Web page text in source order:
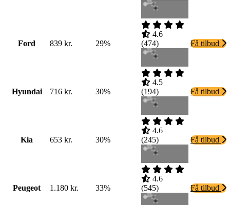
Ford 839 kr. 29%
4.6
(474) Få tilbud
Hyundai 716 kr. 30%
4.5
(194) Få tilbud
Kia 653 kr. 30%
4.6
(245) Få tilbud
Peugeot 1.180 kr. 33%
4.6
(545) Få tilbud